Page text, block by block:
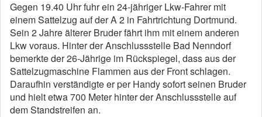
Gegen 19.40 Uhr fuhr ein 24-jähriger Lkw-Fahrer mit
einem Sattelzug auf der A 2 in Fahrtrichtung Dortmund.
Sein 2 Jahre älterer Bruder fährt ihm mit einem anderen
Lkw voraus. Hinter der Anschlussstelle Bad Nenndorf
bemerkte der 26-Jährige im Rückspiegel, dass aus der
Sattelzugmaschine Flammen aus der Front schlagen.
Daraufhin verständigte er per Handy sofort seinen Bruder
und hielt etwa 700 Meter hinter der Anschlussstelle auf
dem Standstreifen an.